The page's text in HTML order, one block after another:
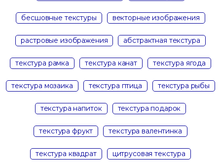
бесшовные текстуры векторные изображения
растровые изображения абстрактная текстура
текстура рамка текстура канат текстура ягода
текстура мозаика текстура птица текстура рыбы
текстура напиток текстура подарок
текстура фрукт текстура валентинка
текстура квадрат цитрусовая текстура